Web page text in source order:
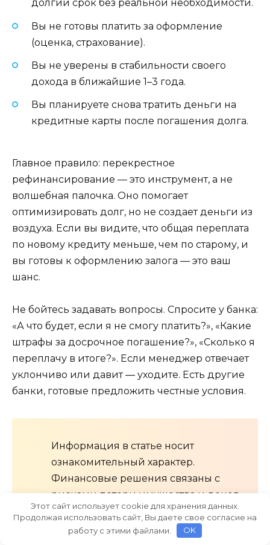
долгий срок без реальной необходимости.
Вы не готовы платить за оформление
(оценка, страхование).
Вы не уверены в стабильности своего
дохода в ближайшие 1–3 года.
Вы планируете снова тратить деньги на
кредитные карты после погашения долга.
Главное правило: перекрестное
рефинансирование — это инструмент, а не
волшебная палочка. Оно помогает
оптимизировать долг, но не создает деньги из
воздуха. Если вы видите, что общая переплата
по новому кредиту меньше, чем по старому, и
вы готовы к оформлению залога — это ваш
шанс.
Не бойтесь задавать вопросы. Спросите у банка:
«А что будет, если я не смогу платить?», «Какие
штрафы за досрочное погашение?», «Сколько я
переплачу в итоге?». Если менеджер отвечает
уклончиво или давит — уходите. Есть другие
банки, готовые предложить честные условия.
Информация в статье носит
ознакомительный характер.
Финансовые решения связаны с
рисками потери имущества и денег.
Перед принятием решения
обязательно проконсультируйтесь с
Этот сайт использует cookie для хранения данных.
Продолжая использовать сайт, Вы даете свое согласие на
работу с этими файлами.
OK